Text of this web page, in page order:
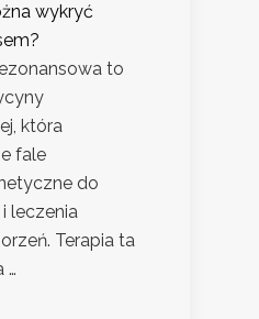
wykryć
to
która
fale
do
leczenia
Terapia ta
…